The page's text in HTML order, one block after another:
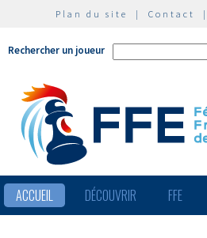
Plan du site | Contact
Rechercher un joueur
ACCUEIL DÉCOUVRIR FFE